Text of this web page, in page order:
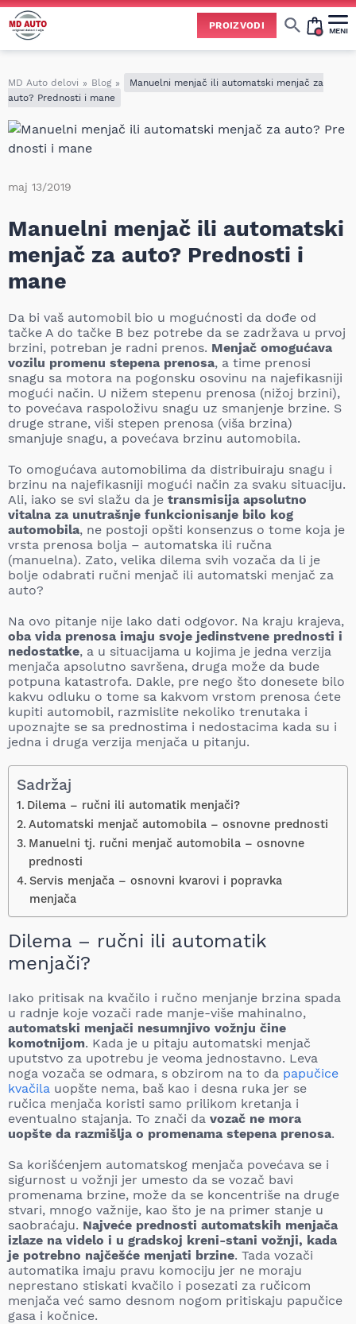
PROIZVODI MENI
MD Auto delovi » Blog »
Manuelni menjač ili automatski menjač za
auto? Prednosti i mane
maj 13/2019
Manuelni menjač ili automatski
menjač za auto? Prednosti i
mane
Da bi vaš automobil bio u mogućnosti da dođe od
tačke A do tačke B bez potrebe da se zadržava u prvoj
brzini, potreban je radni prenos. Menjač omogućava
vozilu promenu stepena prenosa, a time prenosi
snagu sa motora na pogonsku osovinu na najefikasniji
mogući način. U nižem stepenu prenosa (nižoj brzini),
to povećava raspoloživu snagu uz smanjenje brzine. S
druge strane, viši stepen prenosa (viša brzina)
smanjuje snagu, a povećava brzinu automobila.
To omogućava automobilima da distribuiraju snagu i
brzinu na najefikasniji mogući način za svaku situaciju.
Ali, iako se svi slažu da je transmisija apsolutno
vitalna za unutrašnje funkcionisanje bilo kog
automobila, ne postoji opšti konsenzus o tome koja je
vrsta prenosa bolja – automatska ili ručna
(manuelna). Zato, velika dilema svih vozača da li je
bolje odabrati ručni menjač ili automatski menjač za
auto?
Na ovo pitanje nije lako dati odgovor. Na kraju krajeva,
oba vida prenosa imaju svoje jedinstvene prednosti i
nedostatke, a u situacijama u kojima je jedna verzija
menjača apsolutno savršena, druga može da bude
potpuna katastrofa. Dakle, pre nego što donesete bilo
kakvu odluku o tome sa kakvom vrstom prenosa ćete
kupiti automobil, razmislite nekoliko trenutaka i
upoznajte se sa prednostima i nedostacima kada su i
jedna i druga verzija menjača u pitanju.
Sadržaj
Dilema – ručni ili automatik menjači?
Automatski menjač automobila – osnovne prednosti
Manuelni tj. ručni menjač automobila – osnovne
prednosti
Servis menjača – osnovni kvarovi i popravka
menjača
Dilema – ručni ili automatik
menjači?
Iako pritisak na kvačilo i ručno menjanje brzina spada
u radnje koje vozači rade manje-više mahinalno,
automatski menjači nesumnjivo vožnju čine
komotnijom. Kada je u pitaju automatski menjač
uputstvo za upotrebu je veoma jednostavno. Leva
noga vozača se odmara, s obzirom na to da papučice
kvačila uopšte nema, baš kao i desna ruka jer se
ručica menjača koristi samo prilikom kretanja i
eventualno stajanja. To znači da vozač ne mora
uopšte da razmišlja o promenama stepena prenosa.
Sa korišćenjem automatskog menjača povećava se i
sigurnost u vožnji jer umesto da se vozač bavi
promenama brzine, može da se koncentriše na druge
stvari, mnogo važnije, kao što je na primer stanje u
saobraćaju. Najveće prednosti automatskih menjača
izlaze na videlo i u gradskoj kreni-stani vožnji, kada
je potrebno najčešće menjati brzine. Tada vozači
automatika imaju pravu komociju jer ne moraju
neprestano stiskati kvačilo i posezati za ručicom
menjača već samo desnom nogom pritiskaju papučice
gasa i kočnice.